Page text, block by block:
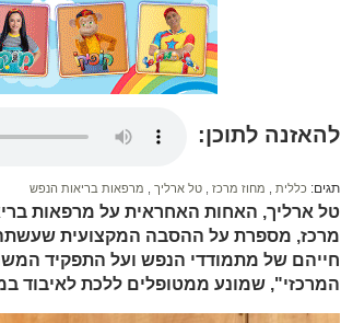
להאזנה לתוכן:
תגים: כללית מחוז מרכז טל ארליך מרפאות בריאות הנפש
טל ארליך, האחות האחראית על מרפאות
מרכז, מספרת על ההסבה המקצועית
חייהם של מתמודדי הנפש ועל התפקיד
המרכזי", שמונע ממטופלים ללכת לאיבוד